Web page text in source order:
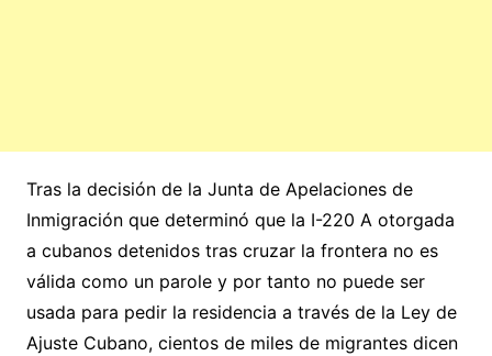
Tras la decisión de la Junta de Apelaciones de
Inmigración que determinó que la I-220 A otorgada
a cubanos detenidos tras cruzar la frontera no es
válida como un parole y por tanto no puede ser
usada para pedir la residencia a través de la Ley de
Ajuste Cubano, cientos de miles de migrantes dicen